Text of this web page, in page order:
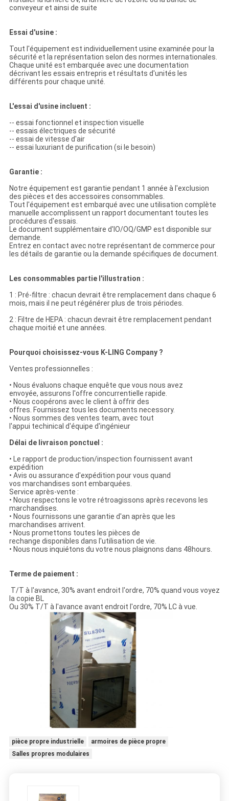
conveyeur et ainsi de suite
Essai d'usine :
Tout l'équipement est individuellement usine examinée pour la
sécurité et la représentation selon des normes internationales.
Chaque unité est embarquée avec une documentation
décrivant les essais entrepris et résultats d'unités les
différents pour chaque unité.
L'essai d'usine incluent :
-- essai fonctionnel et inspection visuelle
-- essais électriques de sécurité
-- essai de vitesse d'air
-- essai luxuriant de purification (si le besoin)
Garantie :
Notre équipement est garantie pendant 1 année à l'exclusion
des pièces et des accessoires consommables.
Tout l'équipement est embarqué avec une utilisation complète
manuelle accomplissent un rapport documentant toutes les
procédures d'essais.
Le document supplémentaire d'IO/OQ/GMP est disponible sur
demande.
Entrez en contact avec notre représentant de commerce pour
les détails de garantie ou la demande spécifiques de document.
Les consommables partie l'illustration :
1 : Pré-filtre : chacun devrait être remplacement dans chaque 6
mois, mais il ne peut régénérer plus de trois périodes.
2 : Filtre de HEPA : chacun devrait être remplacement pendant
chaque moitié et une années.
Pourquoi choisissez-vous K-LING Company ?
Ventes professionnelles :
• Nous évaluons chaque enquête que vous nous avez
envoyée, assurons l'offre concurrentielle rapide.
• Nous coopérons avec le client à offrir des
offres. Fournissez tous les documents necessory.
• Nous sommes des ventes team, avec tout
l'appui techinical d'équipe d'ingénieur
Délai de livraison ponctuel :
• Le rapport de production/inspection fournissent avant
expédition
• Avis ou assurance d'expédition pour vous quand
vos marchandises sont embarquées.
Service après-vente :
• Nous respectons le votre rétroagissons après recevons les
marchandises.
• Nous fournissons une garantie d'an après que les
marchandises arrivent.
• Nous promettons toutes les pièces de
rechange disponibles dans l'utilisation de vie.
• Nous nous inquiétons du votre nous plaignons dans 48hours.
Terme de paiement :
T/T à l'avance, 30% avant endroit l'ordre, 70% quand vous voyez
la copie BL
Ou 30% T/T à l'avance avant endroit l'ordre, 70% LC à vue.
pièce propre industrielle
armoires de pièce propre
Salles propres modulaires